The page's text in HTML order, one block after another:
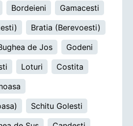
Bordeieni
Gamacesti
Bratia (Berevoesti)
de Jos
Godeni
Loturi
Costita
Schitu Golesti